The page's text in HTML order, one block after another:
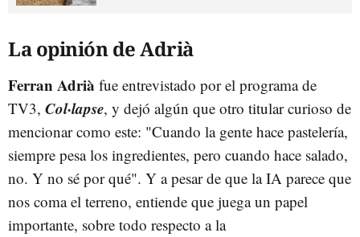
La opinión de Adrià
Ferran Adrià fue entrevistado por el programa de
TV3, Col·lapse, y dejó algún que otro titular curioso de
mencionar como este: "Cuando la gente hace pastelería,
siempre pesa los ingredientes, pero cuando hace salado,
no. Y no sé por qué". Y a pesar de que la IA parece que
nos coma el terreno, entiende que juega un papel
importante, sobre todo respecto a la